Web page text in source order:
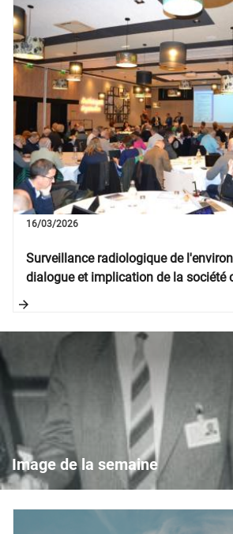
Image de la semaine
Image
de
semaine
Surveillance radiologique de
dialogue et implication de la société
16/03/2026